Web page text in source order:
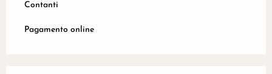
Contanti
Pagamento online